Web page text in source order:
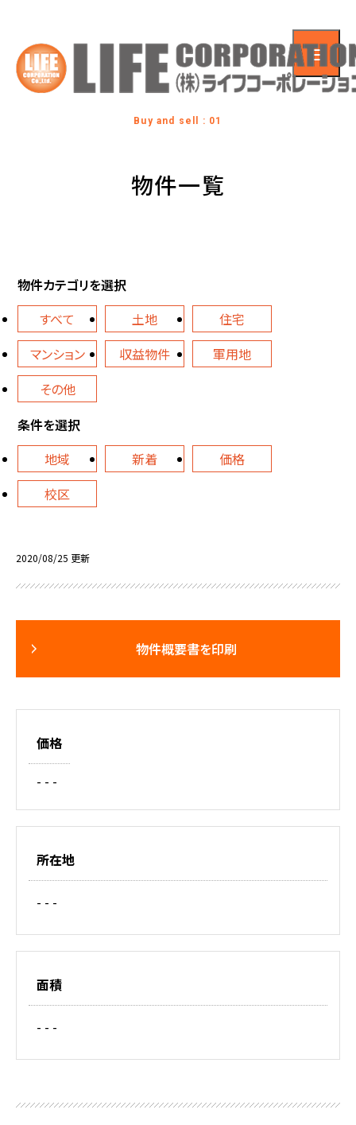
Buy and sell : 01
物件一覧
物件カテゴリを選択
すべて
土地
住宅
マンション
収益物件
軍用地
その他
条件を選択
地域
新着
価格
校区
2020/08/25 更新
物件概要書を印刷
価格
- - -
所在地
- - -
面積
- - -